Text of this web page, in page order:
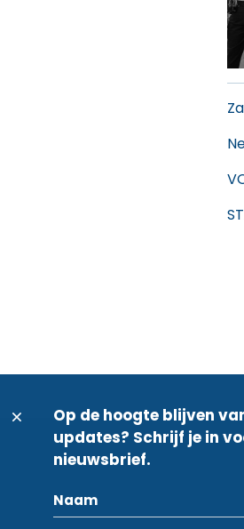
Op de hoogte blijven
updates? Schrijf je in
nieuwsbrief.